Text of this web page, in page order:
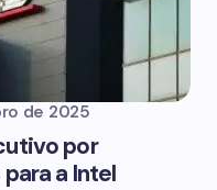
de 2025
por
a Intel